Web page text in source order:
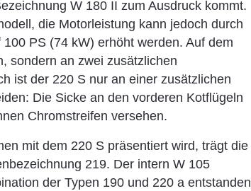
W 180 II zum Ausdruck kommt.
die Motorleistung kann jedoch durch
PS (74 kW) erhöht werden. Auf dem
sondern an zwei zusätzlichen
ist der 220 S nur an einer zusätzlichen
Die Sicke an den vorderen Kotflügeln
Chromstreifen versehen.
mit dem 220 S präsentiert wird, trägt die
219. Der intern W 105
der Typen 190 und 220 a entstanden